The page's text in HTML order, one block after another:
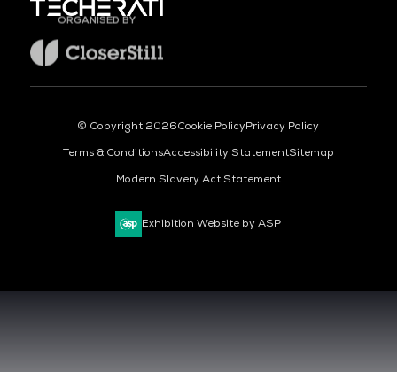
ORGANISED BY
© Copyright 2026Cookie PolicyPrivacy Policy
Terms & ConditionsAccessibility StatementSitemap
Modern Slavery Act Statement
Exhibition Website by ASP